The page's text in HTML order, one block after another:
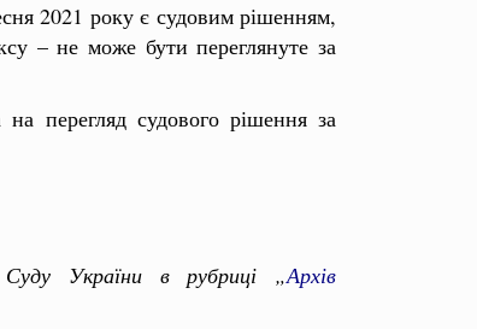
2021 року є судовим рішенням,
– не може бути переглянуте за
перегляд судового рішення за
Суду України в рубриці „Архів